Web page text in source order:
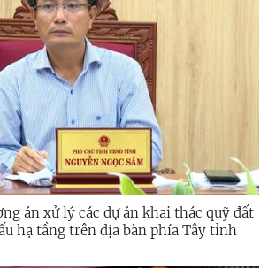
án xử lý các dự án khai thác quỹ đất
hạ tầng trên địa bàn phía Tây tỉnh